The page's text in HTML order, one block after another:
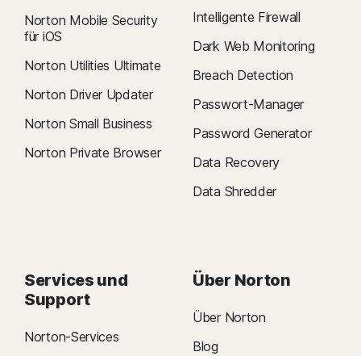
Norton Mobile Security
für iOS
Norton Utilities Ultimate
Norton Driver Updater
Norton Small Business
Norton Private Browser
Intelligente Firewall
Dark Web Monitoring
Breach Detection
Passwort-Manager
Password Generator
Data Recovery
Data Shredder
Services und
Support
Norton-Services
Über Norton
Über Norton
Blog